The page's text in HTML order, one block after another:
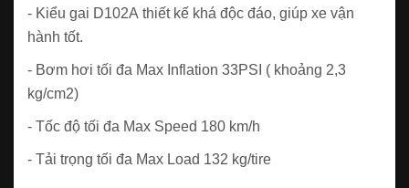
- Kiểu gai D102A thiết kế khá độc đáo, giúp xe vận
hành tốt.
- Bơm hơi tối đa Max Inflation 33PSI ( khoảng 2,3
kg/cm2)
- Tốc độ tối đa Max Speed 180 km/h
- Tải trọng tối đa Max Load 132 kg/tire